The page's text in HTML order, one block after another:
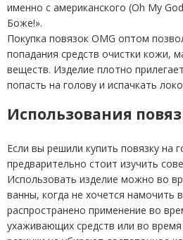
именно с американского (Oh My
Боже!».
Покупка повязок OMG оптом
попадания средств очистки кожи,
веществ. Изделие плотно
попасть на голову и испачкать
Использования
Если вы решили купить повязку на
предварительно стоит изучить
Использовать изделие можно во
ванны, когда не хочется намочить
распространено применение во
ухаживающих средств или во